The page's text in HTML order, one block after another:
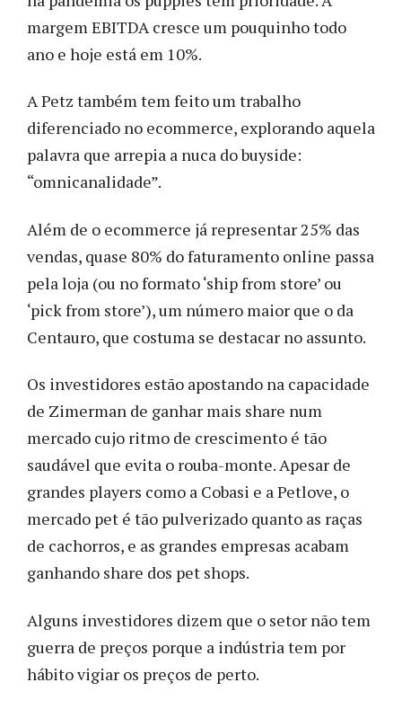
margem EBITDA cresce um pouquinho todo
ano e hoje está em 10%.
A Petz também tem feito um trabalho
diferenciado no ecommerce, explorando aquela
palavra que arrepia a nuca do buyside:
“omnicanalidade”.
Além de o ecommerce já representar 25% das
vendas, quase 80% do faturamento online passa
pela loja (ou no formato ‘ship from store’ ou
‘pick from store’), um número maior que o da
Centauro, que costuma se destacar no assunto.
Os investidores estão apostando na capacidade
de Zimerman de ganhar mais share num
mercado cujo ritmo de crescimento é tão
saudável que evita o rouba-monte. Apesar de
grandes players como a Cobasi e a Petlove, o
mercado pet é tão pulverizado quanto as raças
de cachorros, e as grandes empresas acabam
ganhando share dos pet shops.
Alguns investidores dizem que o setor não tem
guerra de preços porque a indústria tem por
hábito vigiar os preços de perto.